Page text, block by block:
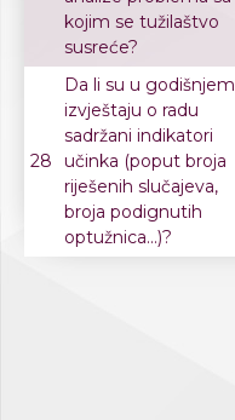
kojim se tužilaštvo
susreće?
28
Da li su u godišnjem
izvještaju o radu
sadržani indikatori
učinka (poput broja
riješenih slučajeva,
broja podignutih
optužnica...)?